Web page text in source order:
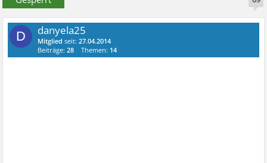
D danyela25
Mitglied seit:27.04.2014
Beiträge:28 Themen: 14